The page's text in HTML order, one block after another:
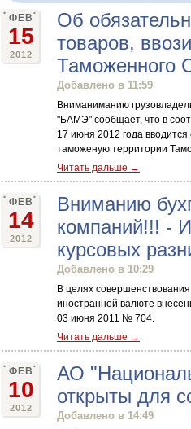
ФЕВ
15
2012
Об
товаров,
Таможенного
Добавлено в 11:59
Вниманиманию
"БАМЭ" сообщает, что в
17 июня 2012 года
таможеную территории
Читать дальше →
ФЕВ
14
2012
Вниманию
компаний!!! -
курсовых
Добавлено в 10:29
В целях
иностранной валюте
03 июня 2011 № 704.
Читать дальше →
ФЕВ
10
2012
АО
открыты для
Добавлено в 14:49